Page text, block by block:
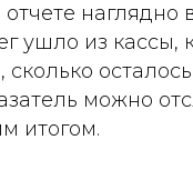
наглядно
ушло из кассы,
сколько осталось
можно
итогом.